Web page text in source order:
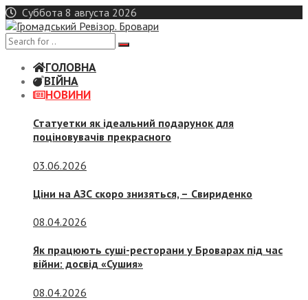
Skip
to
content
Суббота 8 августа 2026
ГОЛОВНА
ВІЙНА
НОВИНИ
Статуетки як ідеальний подарунок для
поціновувачів прекрасного
03.06.2026
Ціни на АЗС скоро знизяться, – Свириденко
08.04.2026
Як працюють суші-ресторани у Броварах під час
війни: досвід «Сушия»
08.04.2026